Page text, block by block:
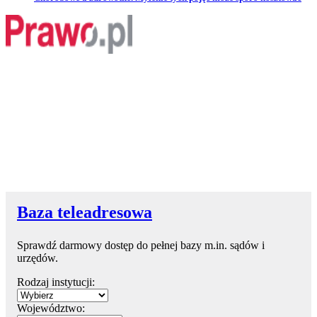
Baza teleadresowa
Sprawdź darmowy dostęp do pełnej bazy m.in. sądów i
urzędów.
Rodzaj instytucji:
Województwo: